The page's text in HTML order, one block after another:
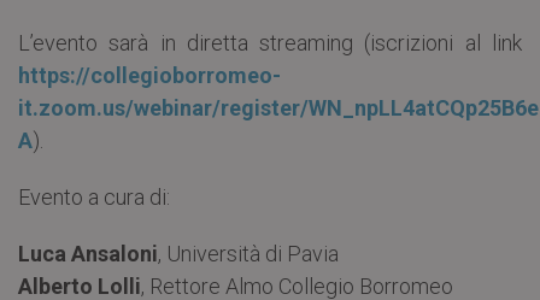
L’evento sarà in diretta streaming (iscrizioni al link
https://collegioborromeo-
it.zoom.us/webinar/register/
A).
Evento a cura di:
Luca Ansaloni, Università di Pavia
Alberto Lolli, Rettore Almo Collegio Borromeo